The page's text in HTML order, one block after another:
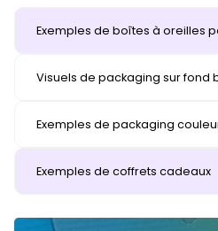
Exemples de boîtes à oreilles
Visuels de packaging sur fond
Exemples de packaging
Exemples de coffrets cadeaux